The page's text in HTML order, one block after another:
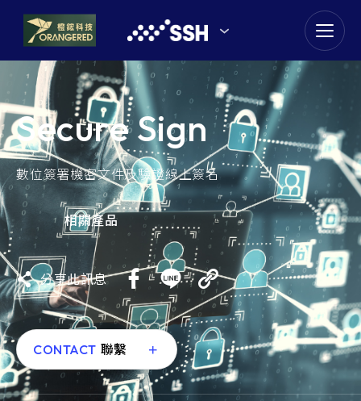
goldennet
N-Partner
TeamT5 杜浦數位安全
QSAN 廣盛科技
OPSWAT
MENLO SECURITY
SSH Communications
Security
e-SOFT
Secure Sign
數位簽署機密文件及驗證線上簽名
相關產品
分享此訊息
CONTACT 聯繫